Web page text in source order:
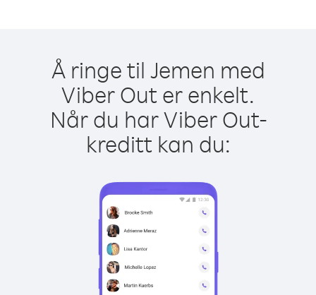
Å ringe til Jemen med
Viber Out er enkelt.
Når du har Viber Out-
kreditt kan du: